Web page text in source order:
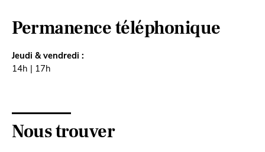
Permanence téléphonique
Jeudi & vendredi :
14h | 17h
Nous trouver